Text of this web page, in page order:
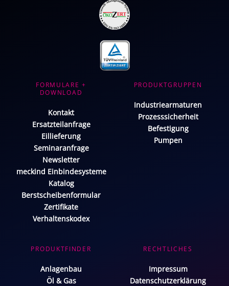
FORMULARE +
DOWNLOAD
Kontakt
Ersatzteilanfrage
Eillieferung
Seminaranfrage
Newsletter
meckind Einbindesysteme
Katalog
Berstscheibenformular
Zertifikate
Verhaltenskodex
PRODUKTGRUPPEN
Industriearmaturen
Prozesssicherheit
Befestigung
Pumpen
PRODUKTFINDER
Anlagenbau
Öl & Gas
RECHTLICHES
Impressum
Datenschutzerklärung